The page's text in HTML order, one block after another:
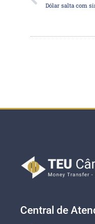
Central de